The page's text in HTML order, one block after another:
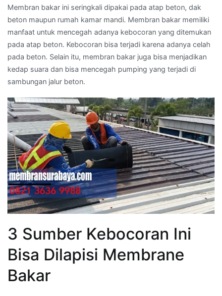
Membran bakar ini seringkali dipakai pada atap beton, dak
beton maupun rumah kamar mandi. Membran bakar memiliki
manfaat untuk mencegah adanya kebocoran yang ditemukan
pada atap beton. Kebocoran bisa terjadi karena adanya celah
pada beton. Selain itu, membran bakar juga bisa menjadikan
kedap suara dan bisa mencegah pumping yang terjadi di
sambungan jalur beton.
3 Sumber Kebocoran Ini
Bisa Dilapisi Membrane
Bakar